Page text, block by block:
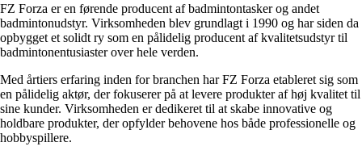
FZ Forza er en førende producent af badmintontasker og andet
badmintonudstyr. Virksomheden blev grundlagt i 1990 og har siden da
opbygget et solidt ry som en pålidelig producent af kvalitetsudstyr til
badmintonentusiaster over hele verden.
Med årtiers erfaring inden for branchen har FZ Forza etableret sig som
en pålidelig aktør, der fokuserer på at levere produkter af høj kvalitet til
sine kunder. Virksomheden er dedikeret til at skabe innovative og
holdbare produkter, der opfylder behovene hos både professionelle og
hobbyspillere.